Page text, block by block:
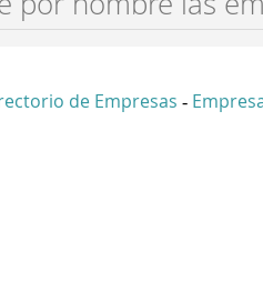
de Empresas -